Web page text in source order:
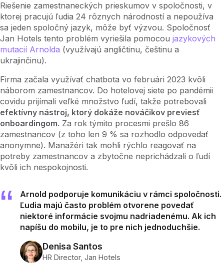
Riešenie zamestnaneckých prieskumov v spoločnosti, v
ktorej pracujú ľudia 24 rôznych národností a nepoužíva
sa jeden spoločný jazyk, môže byť výzvou. Spoločnosť
Jan Hotels tento problém vyriešila pomocou jazykových
mutacií Arnolda (využívajú angličtinu, češtinu a
ukrajinčinu).
Firma začala využívať chatbota vo februári 2023 kvôli
náborom zamestnancov. Do hotelovej siete po pandémii
covidu prijímali veľké množstvo ľudí, takže potrebovali
efektívny nástroj, ktorý dokáže nováčikov previesť
onboardingom. Za rok týmito procesmi prešlo 86
zamestnancov (z toho len 9 % sa rozhodlo odpovedať
anonymne). Manažéri tak mohli rýchlo reagovať na
potreby zamestnancov a zbytočne neprichádzali o ľudí
kvôli ich nespokojnosti.
Arnold podporuje komunikáciu v rámci spoločnosti.
Ľudia majú často problém otvorene povedať
niektoré informácie svojmu nadriadenému. Ak ich
napíšu do mobilu, je to pre nich jednoduchšie.
Denisa Santos
HR Director, Jan Hotels